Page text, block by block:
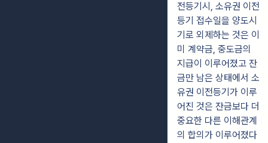
전등기시, 소유권 이전
등기 접수일을 양도시
기로 외제하는 것은 이
미 계약금, 중도금의
지급이 이루어졌고 잔
금만 남은 상태에서 소
유권 이전등기가 이루
어진 것은 잔금보다 더
중요한 다른 이해관계
의 합의가 이루어졌다